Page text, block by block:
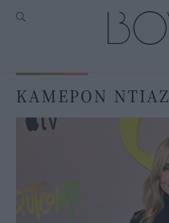
ΚΑΜΕΡΟΝ ΝΤΙΑΖ